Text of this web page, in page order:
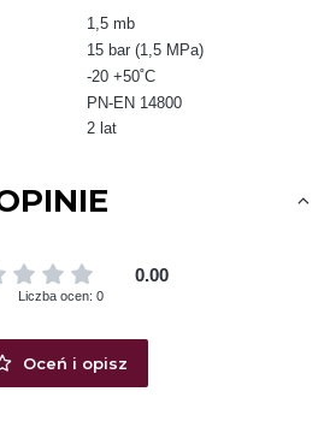
1,5 mb
15 bar (1,5 MPa)
-20 +50˚C
PN-EN 14800
2 lat
0.00
Liczba ocen: 0
Oceń i opisz